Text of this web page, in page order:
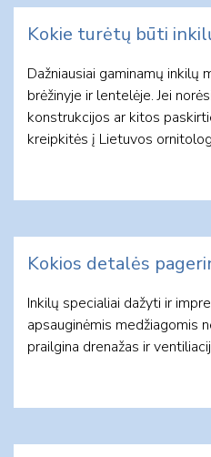
Kokie turėtų būti
Dažniausiai gaminamų inkilų
brėžinyje ir lentelėje. Jei
konstrukcijos ar kitos
kreipkitės į Lietuvos
Kokios detalės
Inkilų specialiai dažyti ir
apsauginėmis medžiagomis
prailgina drenažas ir